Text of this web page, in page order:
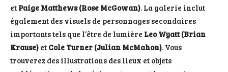
et Paige Matthews (Rose McGowan). La galerie inclut
également des visuels de personnages secondaires
importants tels que l’être de lumière Leo Wyatt (Brian
Krause) et Cole Turner (Julian McMahon). Vous
trouverez des illustrations des lieux et objets